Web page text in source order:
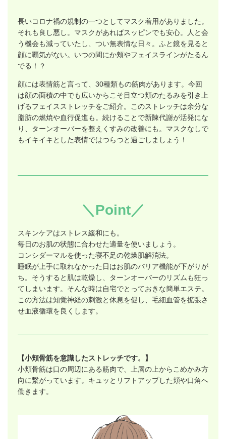
長いコロナ禍の規制の一つとしてマスク着用がありました。
それも良し悪し。マスクがあればスッピンでも安心。人と会
う機会も減っていたし、つい無表情な日々。ふと鏡を見ると
顔に覇気がない。いつの間にか頬やフェイスラインがたるん
でる！？
顔には表情筋と言って、30種類もの筋肉があります。今回
は顔の面積の中でも広いからこそ目立つ頬のたるみを引き上
げるフェイスストレッチをご紹介。このストレッチは余分な
脂肪の燃焼や血行促進も。続けることで新陳代謝が活発にな
り、ターンオーバーを整えくすみの改善にも。マスクなしで
もイキイキとした表情ではつらつと過ごしましょう！
＼Point／
スキンケアはストレス緩和にも。
毎日のお肌の状態に合わせた適量を使いましょう。
コンシダーマルを使った寝不足の乾燥肌解消法。
睡眠が上手に取れなかった日はお肌のバリア機能が下がりが
ち。そうすると肌は乾燥し、ターンオーバーのリズムも狂っ
てしまいます。そんな時は自宅でとっておきな簡単エステ。
この方法は知覚神経の刺激と休息を促し、毛細血管を拡張さ
せ血液循環を良くします。
【小頬骨筋を意識したストレッチです。】
小頬骨筋は口の周辺にある筋肉で、上唇の上からこめかみ方
向に繋がっています。キュッとリフトアップした頬や口角へ
働きます。